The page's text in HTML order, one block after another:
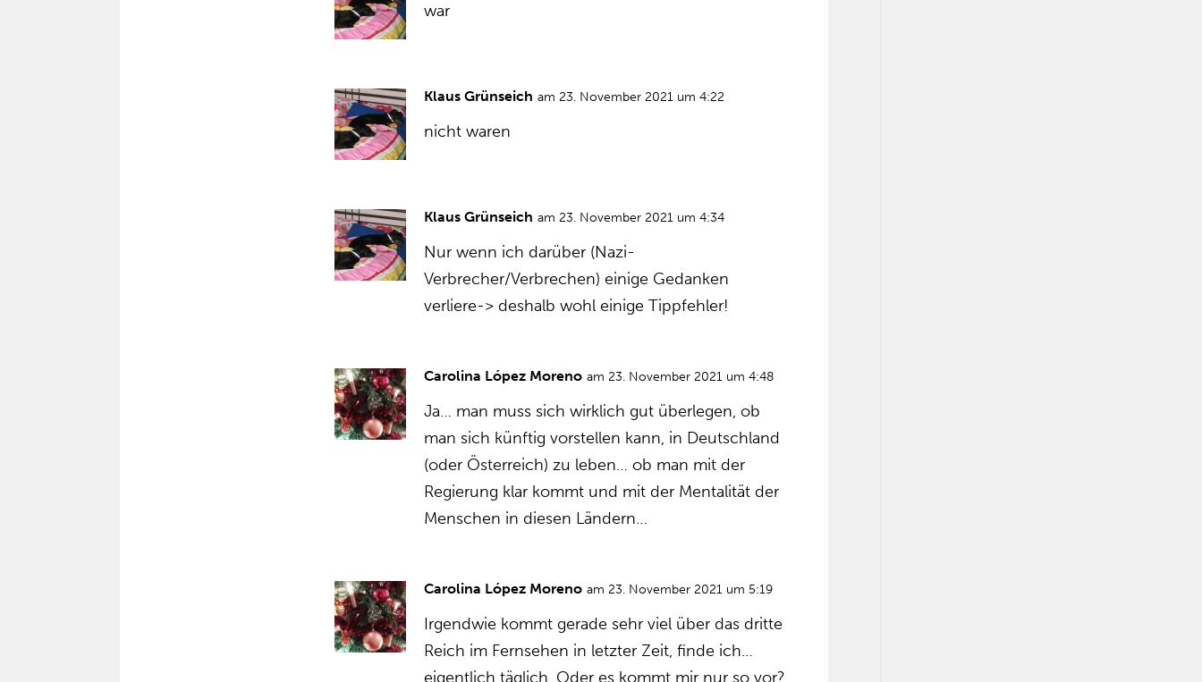
war
Klaus Grünseich am 23. November 2021 um 4:22
nicht waren
Klaus Grünseich am 23. November 2021 um 4:34
Nur wenn ich darüber (Nazi-
Verbrecher/Verbrechen) einige Gedanken
verliere-> deshalb wohl einige Tippfehler!
Carolina López Moreno am 23. November 2021 um 4:48
Ja… man muss sich wirklich gut überlegen, ob
man sich künftig vorstellen kann, in Deutschland
(oder Österreich) zu leben… ob man mit der
Regierung klar kommt und mit der Mentalität der
Menschen in diesen Ländern…
Carolina López Moreno am 23. November 2021 um 5:19
Irgendwie kommt gerade sehr viel über das dritte
Reich im Fernsehen in letzter Zeit, finde ich…
eigentlich täglich. Oder es kommt mir nur so vor?